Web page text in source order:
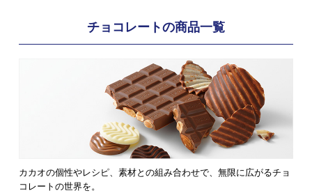
チョコレートの商品一覧
カカオの個性やレシピ、素材との組み合わせで、無限に広がるチョ
コレートの世界を。